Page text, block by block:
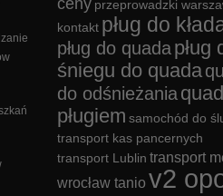
ceny przeprowadzki
kontakt pług do
pług do quada pług
śniegu do quada
do odśnieżania
pługiem samochód do
transport kas pancernych
transport Lublin transport
wrocław tanio v2